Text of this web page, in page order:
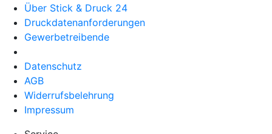
Über Stick & Druck 24
Druckdatenanforderungen
Gewerbetreibende
Datenschutz
AGB
Widerrufsbelehrung
Impressum